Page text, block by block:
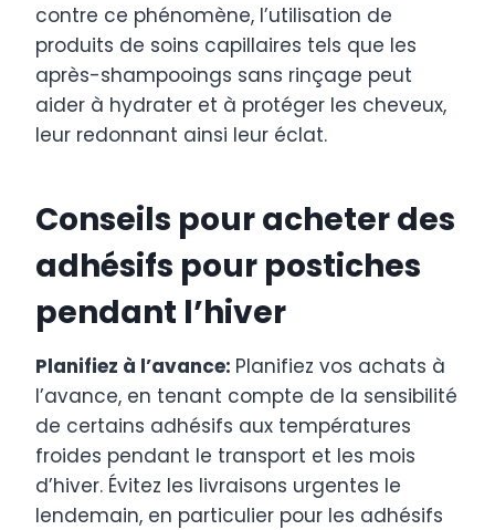
contre ce phénomène, l’utilisation de
produits de soins capillaires tels que les
après-shampooings sans rinçage peut
aider à hydrater et à protéger les cheveux,
leur redonnant ainsi leur éclat.
Conseils pour acheter des
adhésifs pour postiches
pendant l’hiver
Planifiez à l’avance: Planifiez vos achats à
l’avance, en tenant compte de la sensibilité
de certains adhésifs aux températures
froides pendant le transport et les mois
d’hiver. Évitez les livraisons urgentes le
lendemain, en particulier pour les adhésifs